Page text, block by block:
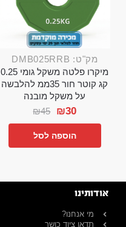
מק"ט: DMB025RRB
מיקרו פלטה משקל גומי 0.25
קג קוטר חור 35ממ להלבשה
על משקל מובנה
₪45 ₪30
הוספה לסל
אודותינו
מי אנחנו?
תדאו ציוד כושר